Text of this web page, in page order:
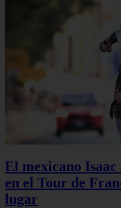
El mexicano
en el Tour de
lugar